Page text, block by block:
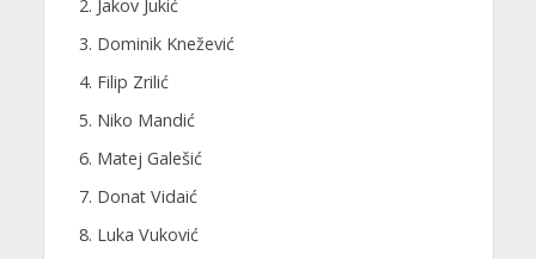
Jakov Jukić
Dominik Knežević
Filip Zrilić
Niko Mandić
Matej Galešić
Donat Vidaić
Luka Vuković